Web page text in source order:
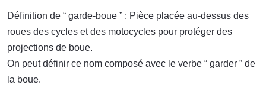
Définition de “ garde-boue ” : Pièce placée au-dessus des
roues des cycles et des motocycles pour protéger des
projections de boue.
On peut définir ce nom composé avec le verbe “ garder ” de
la boue.